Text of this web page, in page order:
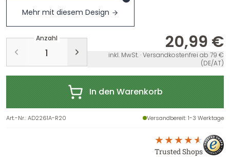
Mehr mit diesem Design
Anzahl 20,99 €
inkl. MwSt. · Versandkostenfrei ab 79 €
(DE/AT)
In den Warenkorb
Art.-Nr.:AD2261A-R20 Versandbereit: 1-3 Werktage
Trusted Shops